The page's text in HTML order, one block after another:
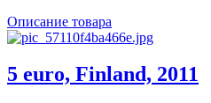
Описание товара
5 euro, Finland, 2011